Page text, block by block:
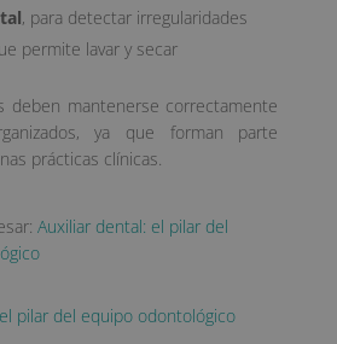
, para detectar irregularidades
permite lavar y secar
deben mantenerse correctamente
ya que forman parte
prácticas clínicas.
Auxiliar dental: el pilar del
pilar del equipo odontológico